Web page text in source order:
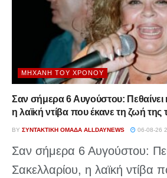
ΜΗΧΑΝΉ ΤΟΥ ΧΡΌΝΟΥ
Σαν σήμερα 6 Αυγούστου: Πεθαίνει
η λαϊκή ντίβα που έκανε τη ζωή της
BY ΣΥΝΤΑΚΤΙΚΉ ΟΜΆΔΑ ALLDAYNEWS 06-08-26
Σαν σήμερα 6 Αυγούστου:
Σακελλαρίου, η λαϊκή ντίβα